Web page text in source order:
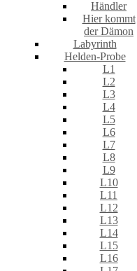
Händler
Hier kommt
der Dämon
Labyrinth
Helden-Probe
L1
L2
L3
L4
L5
L6
L7
L8
L9
L10
L11
L12
L13
L14
L15
L16